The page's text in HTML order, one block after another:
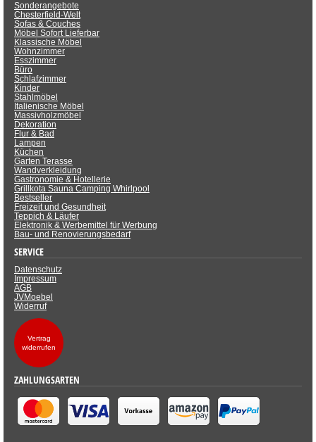
Sonderangebote
Chesterfield-Welt
Sofas & Couches
Möbel Sofort Lieferbar
Klassische Möbel
Wohnzimmer
Esszimmer
Büro
Schlafzimmer
Kinder
Stahlmöbel
Italienische Möbel
Massivholzmöbel
Dekoration
Flur & Bad
Lampen
Küchen
Garten Terasse
Wandverkleidung
Gastronomie & Hotellerie
Grillkota Sauna Camping Whirlpool
Bestseller
Freizeit und Gesundheit
Teppich & Läufer
Elektronik & Werbemittel für Werbung
Bau- und Renovierungsbedarf
SERVICE
Datenschutz
Impressum
AGB
JVMoebel
Widerruf
Vertrag
widerrufen
ZAHLUNGSARTEN